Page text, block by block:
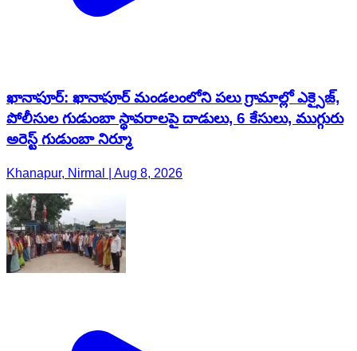
ఖానాపూర్: ఖానాపూర్ మండలంలోని పలు గ్రామాల్లో ఎక్సైజ్,
పోలీసుల గుడుంబా స్థావరాలపై దాడులు, 6 కేసులు, ముగ్గురు
అరెస్ట్ గుడుంబా నిర్మూ
Khanapur, Nirmal | Aug 8, 2026